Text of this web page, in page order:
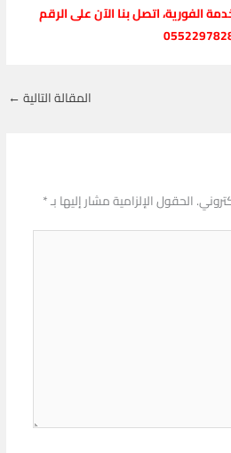
الفورية، اتصل بنا الآن على الرقم
المقالة التالية←
الحقول الإلزامية مشار إليها بـ*